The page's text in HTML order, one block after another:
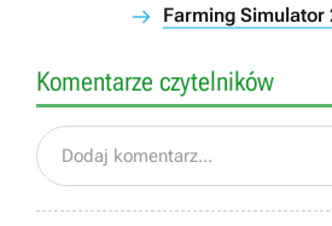
Farming Simulator
Komentarze czytelników
Dodaj komentarz...